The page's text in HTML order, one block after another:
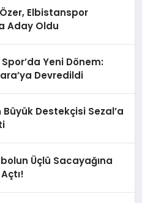
Elbistanspor
Aday Oldu
Yeni Dönem:
Devredildi
Büyük Destekçisi Sezal’a
Üçlü Sacayağına